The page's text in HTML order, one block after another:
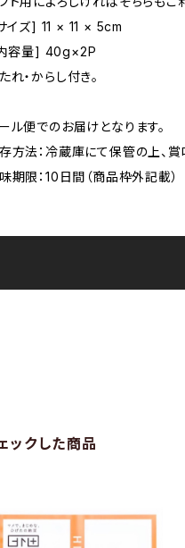
イズ] 11 × 11 × 5cm
容量] 40g×2P
れ・からし付き。
ル便でのお届けとなります。
方法：冷蔵庫にて保管の上、
期限：10日間（商品枠外記載）
ックした商品